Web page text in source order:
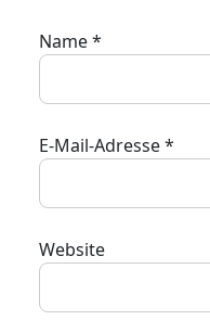
Name*
E-Mail-Adresse*
Website